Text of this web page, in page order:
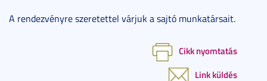
A rendezvényre szeretettel várjuk a sajtó munkatársait.
Cikk nyomtatás
Link küldés